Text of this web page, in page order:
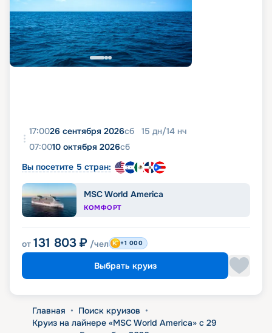
17:0026 сентября 2026сб 15 дн/14 нч
07:0010 октября 2026сб
Вы посетите 5 стран:
MSC World America
КОМФОРТ
от 131 803 ₽ /чел +1 000
Выбрать круиз
Главная • Поиск круизов •
Круиз на лайнере «MSC World America» с 29